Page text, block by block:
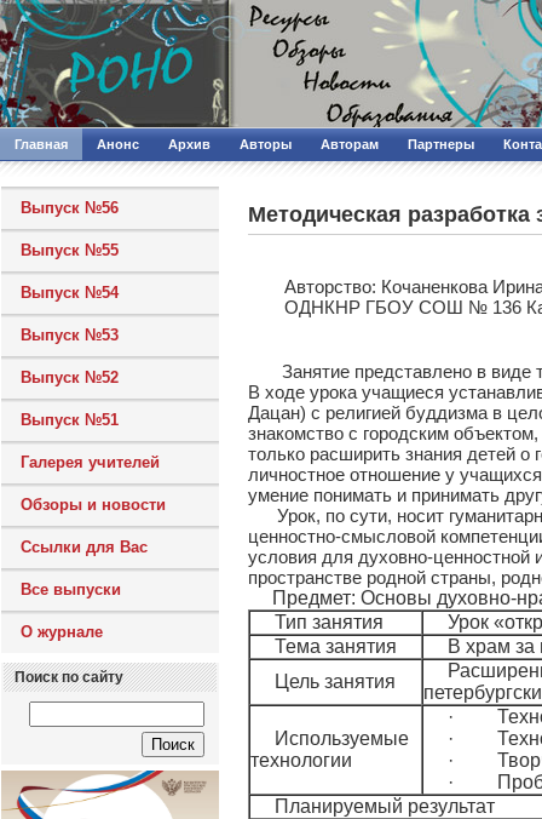
Главная Анонс Архив Авторы Авторам Партнеры
Выпуск №56
Выпуск №55
Выпуск №54
Выпуск №53
Выпуск №52
Выпуск №51
Галерея учителей
Обзоры и новости
Ссылки для Вас
Все выпуски
О журнале
Поиск по сайту
Методическая
Авторcтво: Кочаненкова
ОДНКНР ГБОУ СОШ № 136
Занятие представлено в виде
В ходе урока учащиеся
Дацан) с религией буддизма в
знакомство с городским
только расширить знания детей о
личностное отношение у
умение понимать и принимать
Урок, по сути, носит
ценностно-смысловой
условия для духовно-ценностной
пространстве родной страны,
Предмет: Основы духовно-
Тип занятия
Урок
Тема занятия
В храм
Цель занятия
Используемые
технологии
·
·
·
·
Планируемый результат